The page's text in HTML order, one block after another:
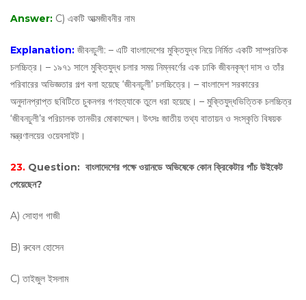
Answer: C) একটি আত্মজীবনীর নাম
Explanation: জীবনঢুলী: – এটি বাংলাদেশের মুক্তিযুদ্ধ নিয়ে নির্মিত একটি সাম্প্রতিক
চলচ্চিত্র। – ১৯৭১ সালে মুক্তিযুদ্ধ চলার সময় নিম্নবর্ণের এক ঢাকি জীবনকৃষ্ণ দাস ও তাঁর
পরিবারের অভিজ্ঞতার গল্প বলা হয়েছে ‘জীবনঢুলী’ চলচ্চিত্রে। – বাংলাদেশ সরকারের
অনুদানপ্রাপ্ত ছবিটিতে চুকনগর গণহত্যাকে তুলে ধরা হয়েছে। – মুক্তিযুদ্ধভিত্তিক চলচ্চিত্র
‘জীবনঢুলী’র পরিচালক তানভীর মোকাম্মেল। উৎসঃ জাতীয় তথ্য বাতায়ন ও সংস্কৃতি বিষয়ক
মন্ত্রণালয়ের ওয়েবসাইট।
23. Question: বাংলাদেশের পক্ষে ওয়ানডে অভিষেকে কোন ক্রিকেটার পাঁচ উইকেট
পেয়েছেন?
A) সোহাগ গাজী
B) রুবেল হোসেন
C) তাইজুল ইসলাম